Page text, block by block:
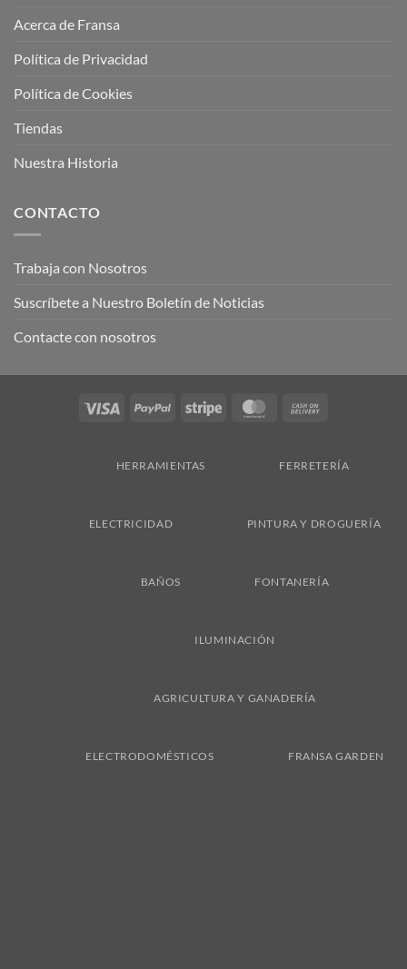
Acerca de Fransa
Política de Privacidad
Política de Cookies
Tiendas
Nuestra Historia
CONTACTO
Trabaja con Nosotros
Suscríbete a Nuestro Boletín de Noticias
Contacte con nosotros
Visa PayPal Stripe MasterCard
HERRAMIENTAS FERRETERÍA
ELECTRICIDAD PINTURA Y DROGUERÍA
BAÑOS FONTANERÍA
ILUMINACIÓN
AGRICULTURA Y GANADERÍA
ELECTRODOMÉSTICOS FRANSA GARDEN